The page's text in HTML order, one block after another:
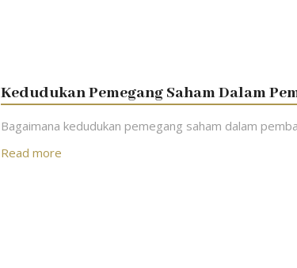
Kedudukan Pemegang Saham Dalam
Bagaimana kedudukan pemegang saham dalam
Read more